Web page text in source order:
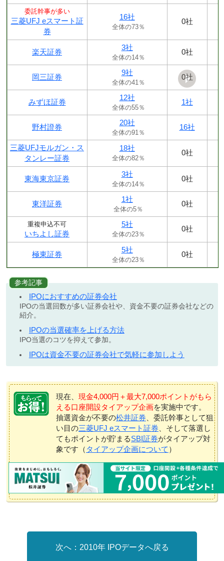
委託幹事が多い
三菱UFJ eスマート証
券
16社
全体の73％
0社
楽天証券
3社
全体の14％
0社
岡三証券
9社
全体の41％
0社
みずほ証券
12社
全体の55％
1社
野村證券
20社
全体の91％
16社
三菱UFJモルガン・ス
タンレー証券
18社
全体の82％
0社
東海東京証券
3社
全体の14％
0社
東洋証券
1社
全体の5％
0社
重複申込不可
いちよし証券
5社
全体の23％
0社
極東証券
5社
全体の23％
0社
参考記事
IPOにおすすめの証券会社
IPOの当選回数が多い証券会社や、資金不要の証券会社などの
紹介。
IPOの当選確率を上げる方法
IPO当選のコツを抑えて参加。
IPOは資金不要の証券会社で気軽に参加しよう
現在、 現金4,000円＋最大7,000ポイントがもら
える口座開設タイアップ企画を実施中です。
抽選資金が不要の松井証券 、委託幹事として狙
い目の三菱UFJ eスマート証券 、そして落選し
てもポイントが貯まるSBI証券がタイアップ対
象です（ タイアップ企画について ）
2010年 IPOデータへ戻る